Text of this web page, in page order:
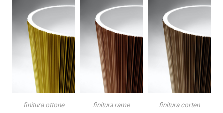
finitura ottone finitura rame finitura corten